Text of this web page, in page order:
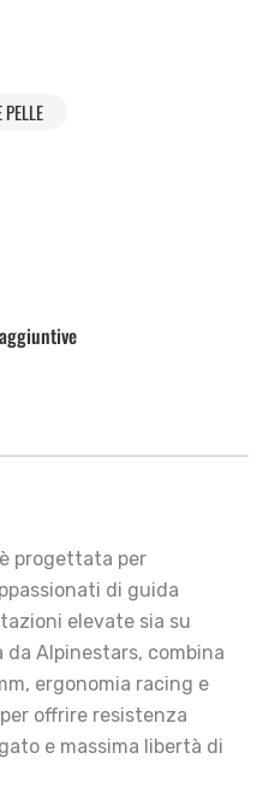
PELLE
è progettata per
di guida
elevate sia su
Alpinestars, combina
ergonomia racing e
offrire resistenza
e massima libertà di